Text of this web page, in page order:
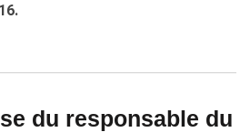
du responsable du